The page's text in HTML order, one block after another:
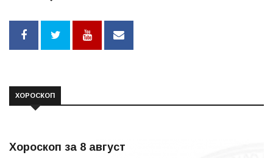
ХОРОСКОП
Хороскоп за 8 август